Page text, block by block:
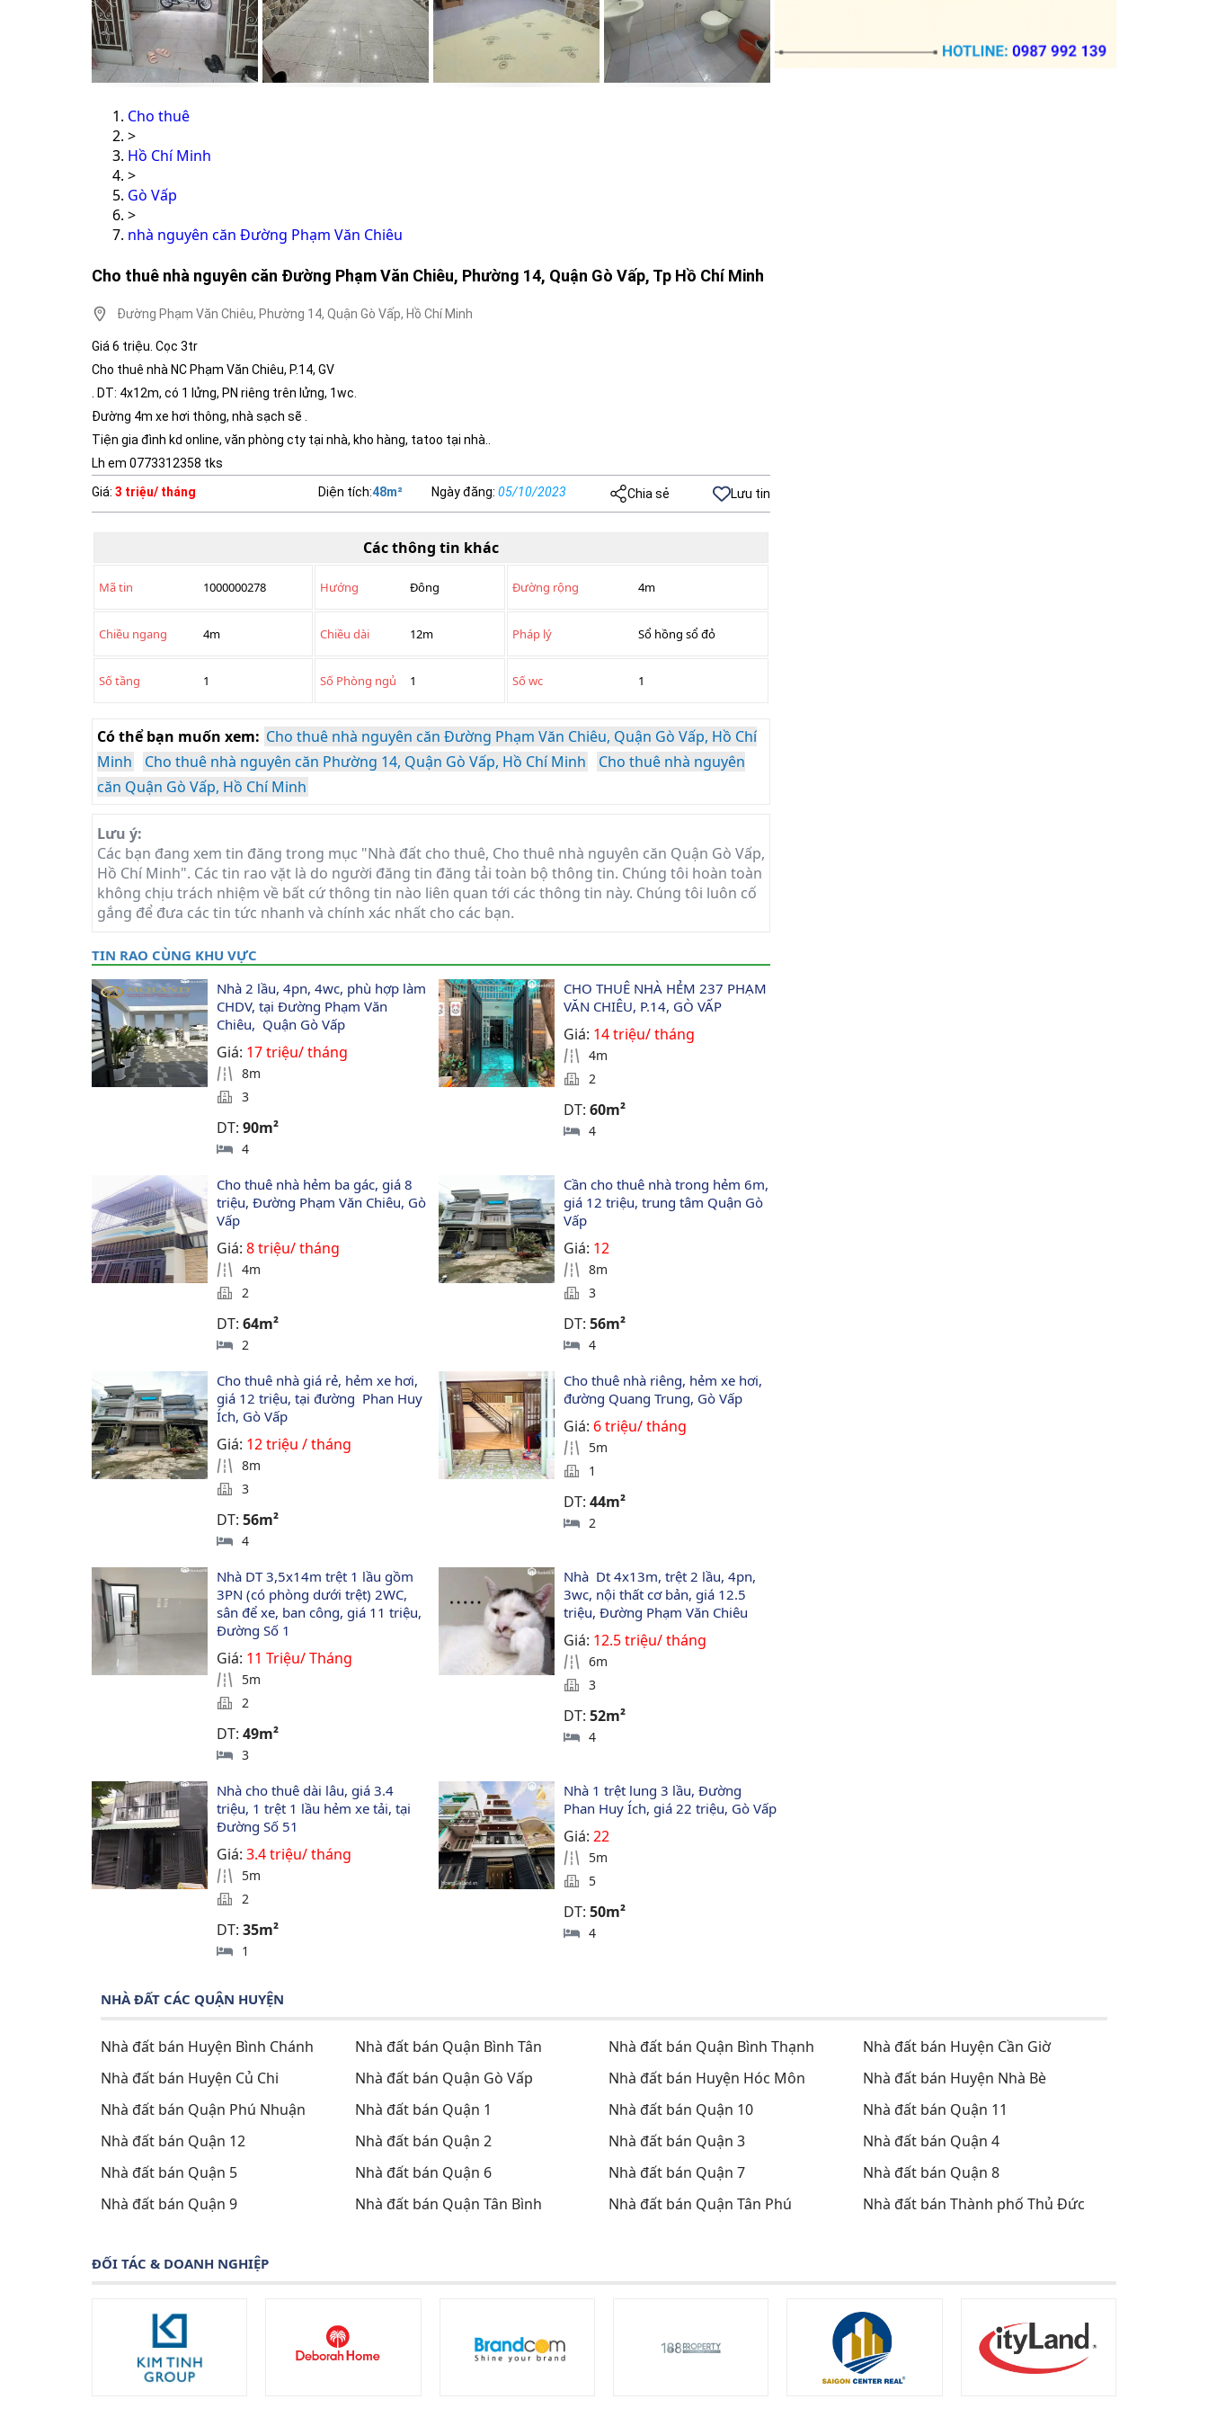
Cho thuê
>
Hồ Chí Minh
>
Gò Vấp
>
nhà nguyên căn Đường Phạm Văn Chiêu
Cho thuê nhà nguyên căn Đường Phạm Văn Chiêu, Phường 14, Quận Gò Vấp, Tp Hồ Chí Minh
Đường Phạm Văn Chiêu, Phường 14, Quận Gò Vấp, Hồ Chí Minh
Giá 6 triệu. Cọc 3tr
Cho thuê nhà NC Phạm Văn Chiêu, P.14, GV
. DT: 4x12m, có 1 lửng, PN riêng trên lửng, 1wc.
Đường 4m xe hơi thông, nhà sạch sẽ .
Tiện gia đình kd online, văn phòng cty tại nhà, kho hàng, tatoo tại nhà..
Lh em 0773312358 tks
Giá: 3 triệu/ tháng Diện tích:48m² Ngày đăng: 05/10/2023 Chia sẻ Lưu tin
Các thông tin khác
Mã tin 1000000278 Hướng Đông Đường rộng 4m
Chiều ngang 4m Chiều dài 12m Pháp lý Sổ hồng sổ đỏ
Số tầng 1 Số Phòng ngủ 1 Số wc 1
Có thể bạn muốn xem: Cho thuê nhà nguyên căn Đường Phạm Văn Chiêu, Quận Gò Vấp, Hồ Chí
Minh
Cho thuê nhà nguyên căn Phường 14, Quận Gò Vấp, Hồ Chí Minh
Cho thuê nhà nguyên
căn Quận Gò Vấp, Hồ Chí Minh
Lưu ý:
Các bạn đang xem tin đăng trong mục "Nhà đất cho thuê, Cho thuê nhà nguyên căn Quận Gò Vấp,
Hồ Chí Minh". Các tin rao vặt là do người đăng tin đăng tải toàn bộ thông tin. Chúng tôi hoàn toàn
không chịu trách nhiệm về bất cứ thông tin nào liên quan tới các thông tin này. Chúng tôi luôn cố
gắng để đưa các tin tức nhanh và chính xác nhất cho các bạn.
TIN RAO CÙNG KHU VỰC
Nhà 2 lầu, 4pn, 4wc, phù hợp làm
CHDV, tại Đường Phạm Văn
Chiêu,  Quận Gò Vấp
Giá: 17 triệu/ tháng
8m
3
DT:90m²
4
CHO THUÊ NHÀ HẺM 237 PHẠM
VĂN CHIÊU, P.14, GÒ VẤP
Giá: 14 triệu/ tháng
4m
2
DT: 60m²
4
Cho thuê nhà hẻm ba gác, giá 8
triệu, Đường Phạm Văn Chiêu, Gò
Vấp
Giá:8 triệu/ tháng
4m
2
DT:64m²
2
Cần cho thuê nhà trong hẻm 6m,
giá 12 triệu, trung tâm Quận Gò
Vấp
Giá: 12
8m
3
DT: 56m²
4
Cho thuê nhà giá rẻ, hẻm xe hơi,
giá 12 triệu, tại đường  Phan Huy
Ích, Gò Vấp
Giá: 12 triệu / tháng
8m
3
DT:56m²
4
Cho thuê nhà riêng, hẻm xe hơi,
đường Quang Trung, Gò Vấp
Giá: 6 triệu/ tháng
5m
1
DT: 44m²
2
Nhà DT 3,5x14m trệt 1 lầu gồm
3PN (có phòng dưới trệt) 2WC,
sân để xe, ban công, giá 11 triệu,
Đường Số 1
Giá: 11 Triệu/ Tháng
5m
2
DT:49m²
3
Nhà  Dt 4x13m, trệt 2 lầu, 4pn,
3wc, nội thất cơ bản, giá 12.5
triệu, Đường Phạm Văn Chiêu
Giá: 12.5 triệu/ tháng
6m
3
DT: 52m²
4
Nhà cho thuê dài lâu, giá 3.4
triệu, 1 trệt 1 lầu hẻm xe tải, tại
Đường Số 51
Giá:3.4 triệu/ tháng
5m
2
DT:35m²
1
Nhà 1 trệt lung 3 lầu, Đường
Phan Huy Ích, giá 22 triệu, Gò Vấp
Giá: 22
5m
5
DT: 50m²
4
NHÀ ĐẤT CÁC QUẬN HUYỆN
Nhà đất bán Huyện Bình Chánh Nhà đất bán Quận Bình Tân Nhà đất bán Quận Bình Thạnh
Nhà đất bán Huyện Cần Giờ
Nhà đất bán Huyện Củ Chi
Nhà đất bán Quận Gò Vấp Nhà đất bán Huyện Hóc Môn
Nhà đất bán Huyện Nhà Bè
Nhà đất bán Quận Phú Nhuận
Nhà đất bán Quận 1 Nhà đất bán Quận 10
Nhà đất bán Quận 11
Nhà đất bán Quận 12
Nhà đất bán Quận 2 Nhà đất bán Quận 3
Nhà đất bán Quận 4
Nhà đất bán Quận 5
Nhà đất bán Quận 6 Nhà đất bán Quận 7
Nhà đất bán Quận 8
Nhà đất bán Quận 9
Nhà đất bán Quận Tân Bình Nhà đất bán Quận Tân Phú Nhà đất bán Thành phố Thủ Đức
ĐỐI TÁC & DOANH NGHIỆP